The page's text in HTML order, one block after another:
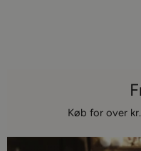
Køb for over